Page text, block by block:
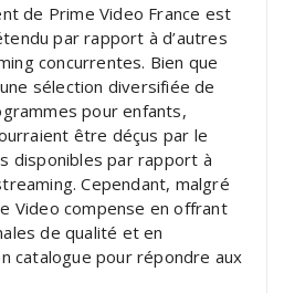
de Prime Video France est
par rapport à d’autres
concurrentes. Bien que
sélection diversifiée de
pour enfants,
être déçus par le
disponibles par rapport à
Cependant, malgré
Video compense en offrant
de qualité et en
catalogue pour répondre aux